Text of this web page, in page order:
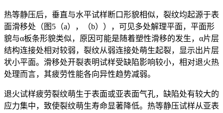
热等静压后，垂直与水平试样断口形貌相似，裂纹均起源于表
面滑移处（图5（a），（b）），可见多处解理平面，平面形
貌与α板条形貌类似，原因可能是随着塑性滑移的发生，α片层
结构连接处相对较弱，裂纹从弱连接处萌生起裂，显示出片层
状小平面。滑移处开裂表明试样受缺陷影响较小，相对退火热
处理而言，其疲劳性能各向异性趋势减弱。
退火试样疲劳裂纹萌生于表面或亚表面气孔，缺陷处有较大的
应力集中，致使裂纹萌生寿命显著降低。热等静压试样从亚表